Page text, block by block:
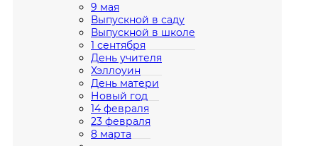
9 мая
Выпускной в саду
Выпускной в школе
1 сентября
День учителя
Хэллоуин
День матери
Новый год
14 февраля
23 февраля
8 марта